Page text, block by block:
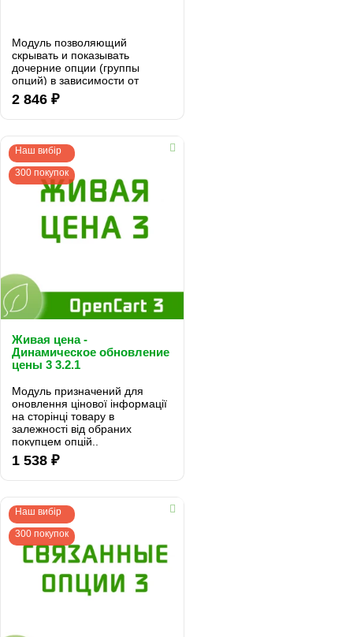
Модуль позволяющий
скрывать и показывать
дочерние опции (группы
опций) в зависимости от
выбранных родительских
опций...
2 846 ₽
Наш вибір
300 покупок
Живая цена -
Динамическое обновление
цены 3 3.2.1
Модуль призначений для
оновлення цінової інформації
на сторінці товару в
залежності від обраних
покупцем опцій..
1 538 ₽
Наш вибір
300 покупок